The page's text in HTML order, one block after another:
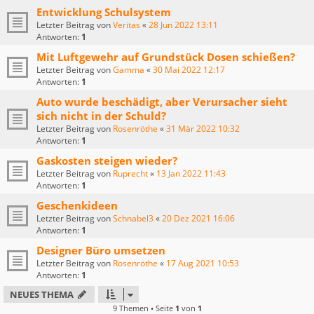
Entwicklung Schulsystem
Letzter Beitrag vonVeritas«28 Jun 2022 13:11
Antworten: 1
Mit Luftgewehr auf Grundstück Dosen schießen?
Letzter Beitrag vonGamma «30 Mai 2022 12:17
Antworten: 1
Auto wurde beschädigt, aber Verursacher sieht
sich nicht in der Schuld?
Letzter Beitrag von Rosenröthe «31 Mär 2022 10:32
Antworten: 1
Gaskosten steigen wieder?
Letzter Beitrag von Ruprecht« 13 Jan 2022 11:43
Antworten: 1
Geschenkideen
Letzter Beitrag vonSchnabel3«20 Dez 2021 16:06
Antworten: 1
Designer Büro umsetzen
Letzter Beitrag von Rosenröthe « 17 Aug 2021 10:53
Antworten: 1
NEUES THEMA
9 Themen • Seite 1 von 1